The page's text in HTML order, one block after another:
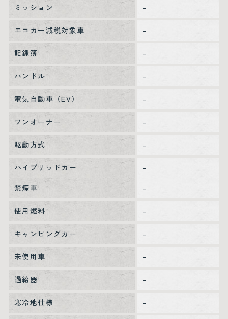
ミッション –
エコカー減税対象車 –
記録簿 –
ハンドル –
電気自動車（EV） –
ワンオーナー –
駆動方式 –
ハイブリッドカー
–
禁煙車
–
使用燃料 –
キャンピングカー –
未使用車 –
過給器 –
寒冷地仕様 –